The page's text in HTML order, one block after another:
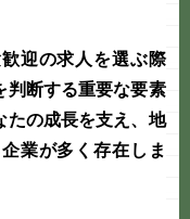
迎の求人を選ぶ際
判断する重要な要素
たの成長を支え、地
業が多く存在しま